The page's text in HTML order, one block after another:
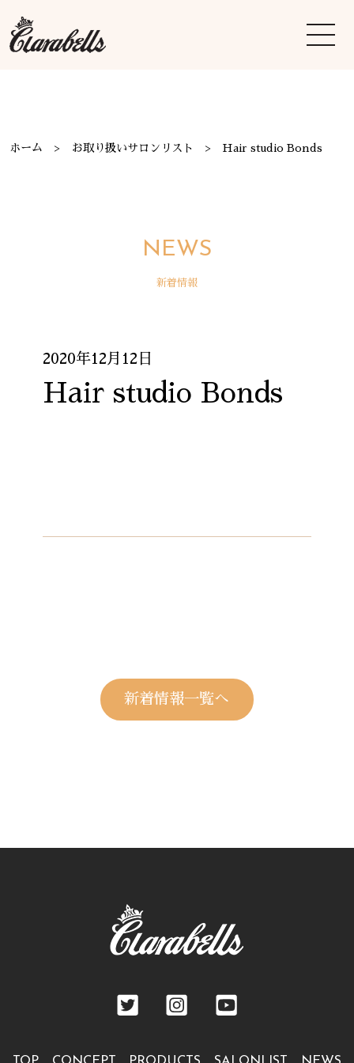
ホーム お取り扱いサロンリスト Hair studio Bonds
NEWS
新着情報
2020年12月12日
Hair studio Bonds
新着情報一覧へ